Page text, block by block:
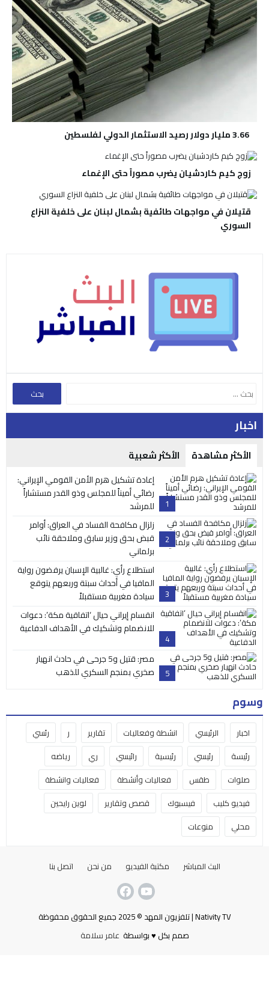
زوج كيم كاردشيان يضرب مصوراً حتى الإغماء
قتيلان في مواجهات طائفية بشمال لبنان على خلفية النزاع
السوري
اخبار
الأكثر مشاهدة الأكثر شعبية
1
إعادة تشكيل هرم الأمن القومي الإيراني:
رضائي أميناً للمجلس وذو القدر مستشاراً
للمرشد
2
زلزال مكافحة الفساد في العراق: أوامر
قبض بحق وزير سابق وملاحقة نائب
برلماني
3
استطلاع رأي: غالبية الإسبان يرفضون رواية
المافيا في أحداث سبتة وربعهم يتوقع
سيادة مغربية مستقبلاً
4
انقسام إيراني حيال ‘اتفاقية مكة’: دعوات
للانضمام وتشكيك في الأهداف الدفاعية
5
مصر: قتيل و5 جرحى في حادث انهيار
صخري بمنجم السكري للذهب
وسوم
اخبار الرئيسي انشطة وفعاليات تقارير ر
رئسي
رئيسة
رئيسي رئيسية رائيسي ري
رياضه
صلوات
طقس فعاليات وأنشطة
فعاليات وانشطة
فيديو كليب
فيسبوك قصص وتقارير
لوين رايحين
محلي
منوعات
البث المباشر مكتبة الفيديو من نحن اتصل بنا
Nativity TV | تلفزيون المهد © 2025 جميع الحقوق محفوظة
صمم بكل ♥ بواسطة عامر سلامة